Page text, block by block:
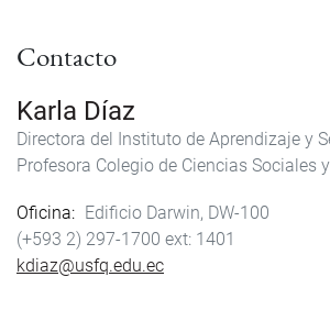
Contacto
Karla Díaz
Directora del Instituto de Aprendizaje y
Profesora Colegio de Ciencias Sociales
Oficina
Edificio Darwin, DW-100
(+593 2) 297-1700
1401
kdiaz@usfq.edu.ec